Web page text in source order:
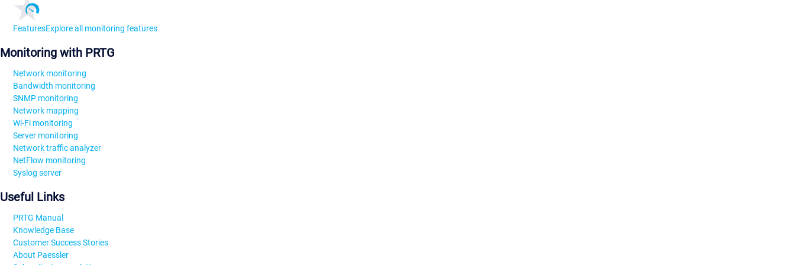
FeaturesExplore all monitoring features
Monitoring with PRTG
Network monitoring
Bandwidth monitoring
SNMP monitoring
Network mapping
Wi-Fi monitoring
Server monitoring
Network traffic analyzer
NetFlow monitoring
Syslog server
Useful Links
PRTG Manual
Knowledge Base
Customer Success Stories
About Paessler